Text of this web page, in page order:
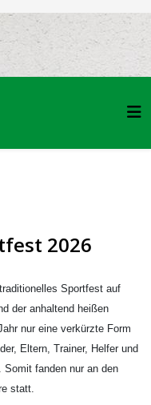
2026
Sportfest auf
der anhaltend heißen
nur eine verkürzte Form
Eltern, Trainer, Helfer und
Somit fanden nur an den
statt.